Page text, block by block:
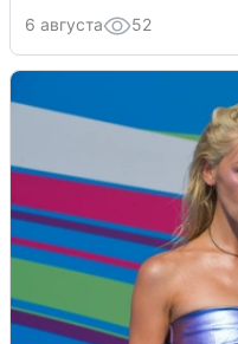
6 августа 52